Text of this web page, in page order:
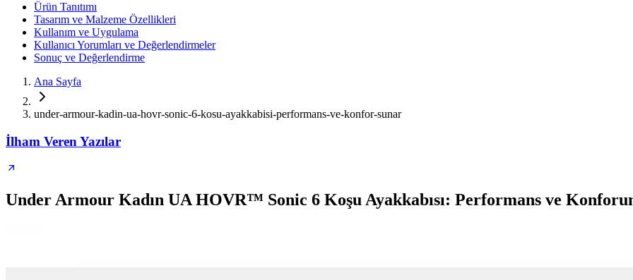
Ürün Tanıtımı
Tasarım ve Malzeme Özellikleri
Kullanım ve Uygulama
Kullanıcı Yorumları ve Değerlendirmeler
Sonuç ve Değerlendirme
Ana Sayfa
under-armour-kadin-ua-hovr-sonic-6-kosu-ayakkabisi-performans-ve-konfor-sunar
İlham Veren Yazılar
Under Armour Kadın UA HOVR™ Sonic 6 Koşu Ayakkabısı: Performans ve